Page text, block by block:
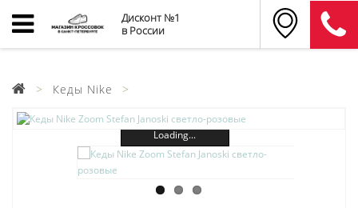
Дисконт №1
в России
Кеды Nike
Loading...